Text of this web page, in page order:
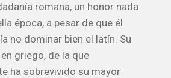
romana, un honor nada
época, a pesar de que él
no dominar bien el latín. Su
griego, de la que
ha sobrevivido su mayor